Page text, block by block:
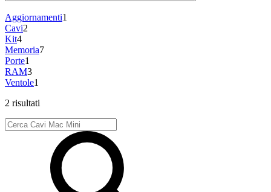
Aggiornamenti1
Cavi2
Kit4
Memoria7
Porte1
RAM3
Ventole1
2 risultati